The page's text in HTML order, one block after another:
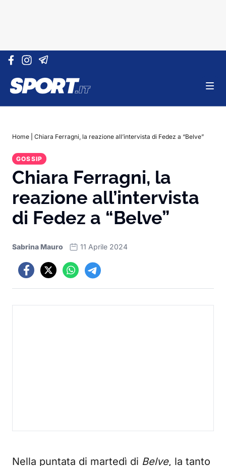
Vai al contenuto
Home Chiara Ferragni, la reazione all’intervista di Fedez a “Belve”
GOSSIP
Chiara Ferragni, la
reazione all’intervista
di Fedez a “Belve”
Sabrina Mauro 11 Aprile 2024
Nella puntata di martedì di Belve, la tanto